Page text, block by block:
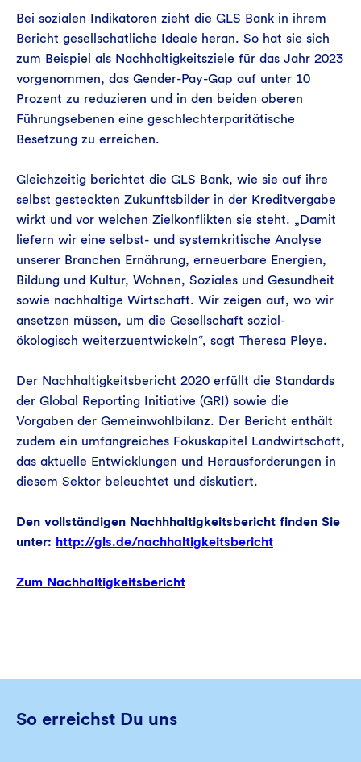
Bei sozialen Indikatoren zieht die GLS Bank in ihrem
Bericht gesellschatliche Ideale heran. So hat sie sich
zum Beispiel als Nachhaltigkeitsziele für das Jahr 2023
vorgenommen, das Gender-Pay-Gap auf unter 10
Prozent zu reduzieren und in den beiden oberen
Führungsebenen eine geschlechterparitätische
Besetzung zu erreichen.
Gleichzeitig berichtet die GLS Bank, wie sie auf ihre
selbst gesteckten Zukunftsbilder in der Kreditvergabe
wirkt und vor welchen Zielkonflikten sie steht. „Damit
liefern wir eine selbst- und systemkritische Analyse
unserer Branchen Ernährung, erneuerbare Energien,
Bildung und Kultur, Wohnen, Soziales und Gesundheit
sowie nachhaltige Wirtschaft. Wir zeigen auf, wo wir
ansetzen müssen, um die Gesellschaft sozial-
ökologisch weiterzuentwickeln“, sagt Theresa Pleye.
Der Nachhaltigkeitsbericht 2020 erfüllt die Standards
der Global Reporting Initiative (GRI) sowie die
Vorgaben der Gemeinwohlbilanz. Der Bericht enthält
zudem ein umfangreiches Fokuskapitel Landwirtschaft,
das aktuelle Entwicklungen und Herausforderungen in
diesem Sektor beleuchtet und diskutiert.
Den vollständigen Nachhhaltigkeitsbericht finden Sie
unter: http://gls.de/nachhaltigkeitsbericht
Zum Nachhaltigkeitsbericht
So erreichst Du uns